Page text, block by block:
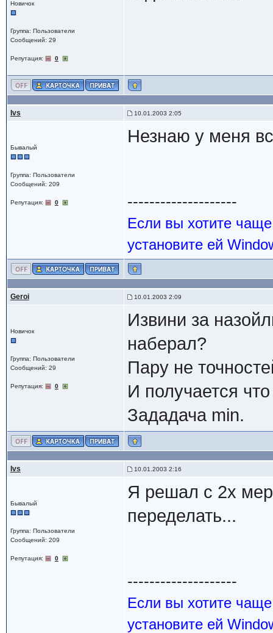
Новичок
Группа: Пользователи
Сообщений: 29
Репутация: 0
Ivs 10.01.2003 2:05
Бывалый
Группа: Пользователи
Сообщений: 209
Репутация: 0
Незнаю у меня
--------------------
Если вы хотите
установите ей
Geroi 10.01.2003 2:09
Новичок
Группа: Пользователи
Сообщений: 29
Репутация: 0
Извини за
наберал?
Пару не
И получается
Зададача min.
Ivs 10.01.2003 2:16
Бывалый
Группа: Пользователи
Сообщений: 209
Репутация: 0
Я решал с 2x
переделать...
--------------------
Если вы хотите
установите ей